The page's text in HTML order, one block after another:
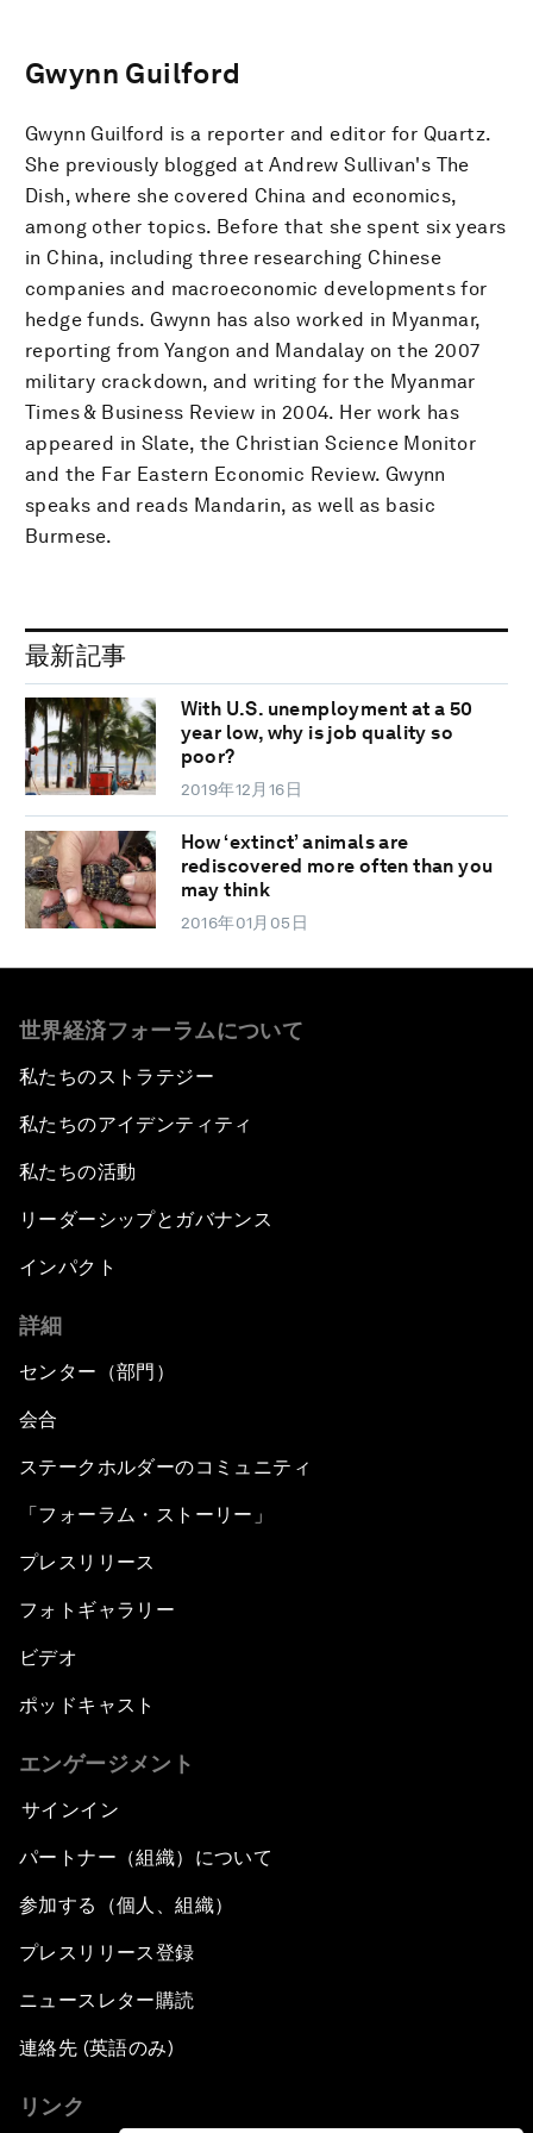
Gwynn Guilford
Gwynn Guilford is a reporter and editor for Quartz.
She previously blogged at Andrew Sullivan's The
Dish, where she covered China and economics,
among other topics. Before that she spent six years
in China, including three researching Chinese
companies and macroeconomic developments for
hedge funds. Gwynn has also worked in Myanmar,
reporting from Yangon and Mandalay on the 2007
military crackdown, and writing for the Myanmar
Times & Business Review in 2004. Her work has
appeared in Slate, the Christian Science Monitor
and the Far Eastern Economic Review. Gwynn
speaks and reads Mandarin, as well as basic
Burmese.
最新記事
With U.S. unemployment at a 50
year low, why is job quality so
poor?
2019年12月16日
How ‘extinct’ animals are
rediscovered more often than you
may think
2016年01月05日
世界経済フォーラムについて
私たちのストラテジー
私たちのアイデンティティ
私たちの活動
リーダーシップとガバナンス
インパクト
詳細
センター（部門）
会合
ステークホルダーのコミュニティ
「フォーラム・ストーリー」
プレスリリース
フォトギャラリー
ビデオ
ポッドキャスト
エンゲージメント
サインイン
パートナー（組織）について
参加する（個人、組織）
プレスリリース登録
ニュースレター購読
連絡先 (英語のみ)
リンク